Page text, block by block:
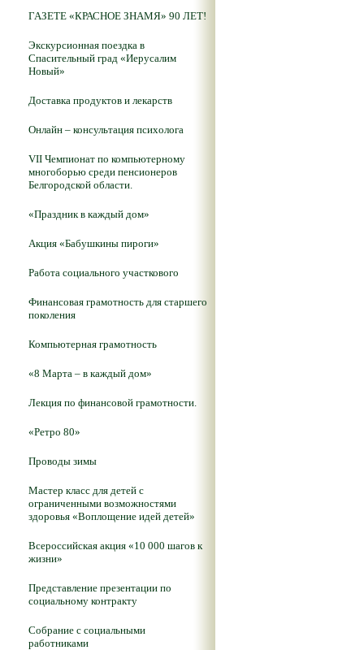
ГАЗЕТЕ «КРАСНОЕ ЗНАМЯ» 90 ЛЕТ!
Экскурсионная поездка в
Спасительный град «Иерусалим
Новый»
Доставка продуктов и лекарств
Онлайн – консультация психолога
VII Чемпионат по компьютерному
многоборью среди пенсионеров
Белгородской области.
«Праздник в каждый дом»
Акция «Бабушкины пироги»
Работа социального участкового
Финансовая грамотность для старшего
поколения
Компьютерная грамотность
«8 Марта – в каждый дом»
Лекция по финансовой грамотности.
«Ретро 80»
Проводы зимы
Мастер класс для детей с
ограниченными возможностями
здоровья «Воплощение идей детей»
Всероссийская акция «10 000 шагов к
жизни»
Представление презентации по
социальному контракту
Собрание с социальными
работниками